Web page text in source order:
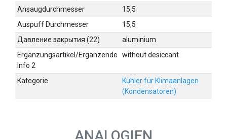
Ansaugdurchmesser
15,5
Auspuff Durchmesser
15,5
Давление закрытия (22)
aluminium
Ergänzungsartikel/Ergänzende
Info 2
without desiccant
Kategorie
Kühler für Klimaanlagen
(Kondensatoren)